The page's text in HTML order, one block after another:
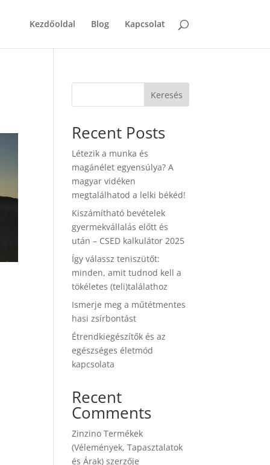
Kezdőoldal Blog Kapcsolat
Keresés
Recent Posts
Létezik a munka és
magánélet egyensúlya? A
magyar vidéken
megtalálhatod a lelki békéd!
Kiszámítható bevételek
gyermekvállalás előtt és
után – CSED kalkulátor 2025
Így válassz teniszütőt:
minden, amit tudnod kell a
tökéletes (teli)találathoz
Ismerje meg a műtétmentes
hasi zsírbontást
Étrendkiegészítők és az
egészséges életmód
kapcsolata
Recent
Comments
Zinzino Termékek
(Vélemények, Tapasztalatok
és Árak) szerzője